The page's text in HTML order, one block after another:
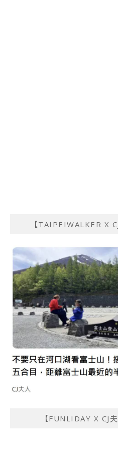
【TAIPEIWALKER X
【FUNLIDAY X CJ